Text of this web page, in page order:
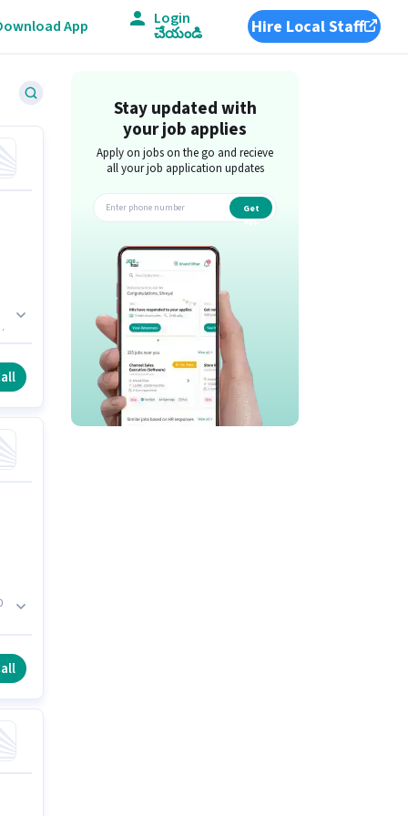
App Login
చేయండి Hire Local Staff
Stay updated with
your job applies
Apply on jobs on the go and recieve
all your job application updates
Get
app